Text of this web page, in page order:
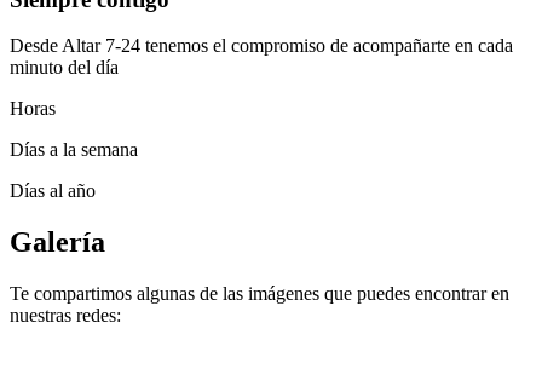
Desde Altar 7-24 tenemos el compromiso de acompañarte en cada
minuto del día
Horas
Días a la semana
Días al año
Galería
Te compartimos algunas de las imágenes que puedes encontrar en
nuestras redes: